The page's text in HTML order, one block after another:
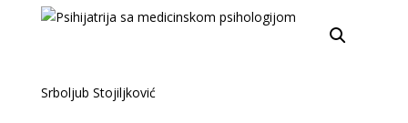
Srboljub Stojiljković